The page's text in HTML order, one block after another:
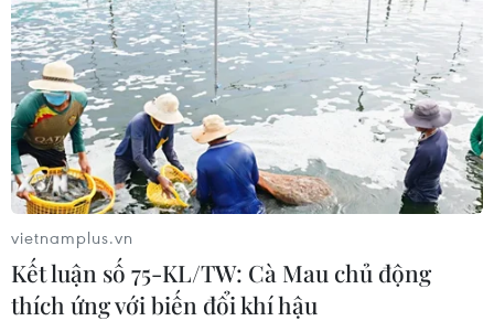
Xe điện Trung Quốc mở rộng
cuộc đua công nghệ ra Đông Nam Á
08/08/2026 03:00
Hãng BMW bắt đầu sản xuất hàng
loạt mẫu xe thuần điện “thế hệ mới”
07/08/2026 01:52
vietnamplus.vn
Kết luận số 75-KL/TW: Cà Mau chủ động
thích ứng với biến đổi khí hậu